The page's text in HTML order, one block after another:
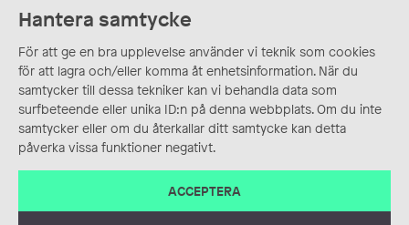
Hantera samtycke
För att ge en bra upplevelse använder vi teknik som cookies
för att lagra och/eller komma åt enhetsinformation. När du
samtycker till dessa tekniker kan vi behandla data som
surfbeteende eller unika ID:n på denna webbplats. Om du inte
samtycker eller om du återkallar ditt samtycke kan detta
påverka vissa funktioner negativt.
ACCEPTERA